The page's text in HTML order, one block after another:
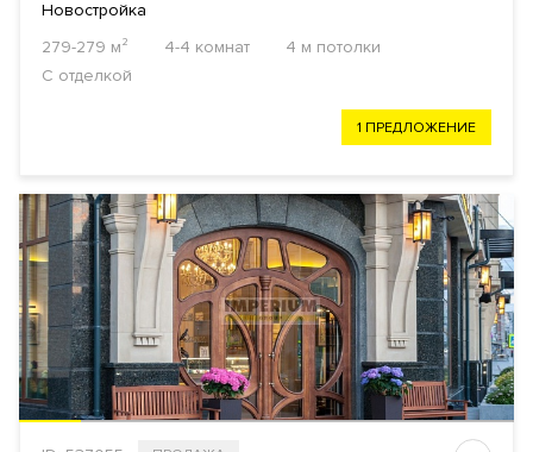
Новостройка
279-279 м²
4-4 комнат
4 м потолки
С отделкой
1 ПРЕДЛОЖЕНИЕ